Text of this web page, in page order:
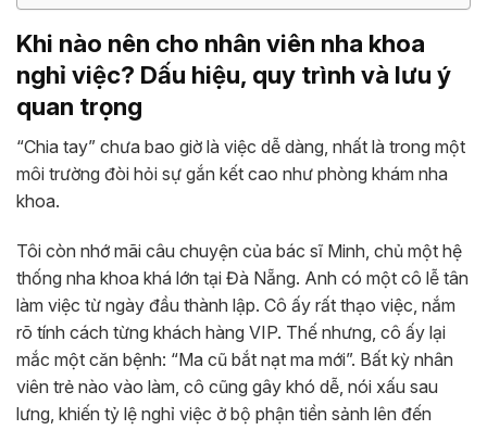
Khi nào nên cho nhân viên nha khoa
nghỉ việc? Dấu hiệu, quy trình và lưu ý
quan trọng
“Chia tay” chưa bao giờ là việc dễ dàng, nhất là trong một
môi trường đòi hỏi sự gắn kết cao như phòng khám nha
khoa.
Tôi còn nhớ mãi câu chuyện của bác sĩ Minh, chủ một hệ
thống nha khoa khá lớn tại Đà Nẵng. Anh có một cô lễ tân
làm việc từ ngày đầu thành lập. Cô ấy rất thạo việc, nắm
rõ tính cách từng khách hàng VIP. Thế nhưng, cô ấy lại
mắc một căn bệnh: “Ma cũ bắt nạt ma mới”. Bất kỳ nhân
viên trẻ nào vào làm, cô cũng gây khó dễ, nói xấu sau
lưng, khiến tỷ lệ nghỉ việc ở bộ phận tiền sảnh lên đến